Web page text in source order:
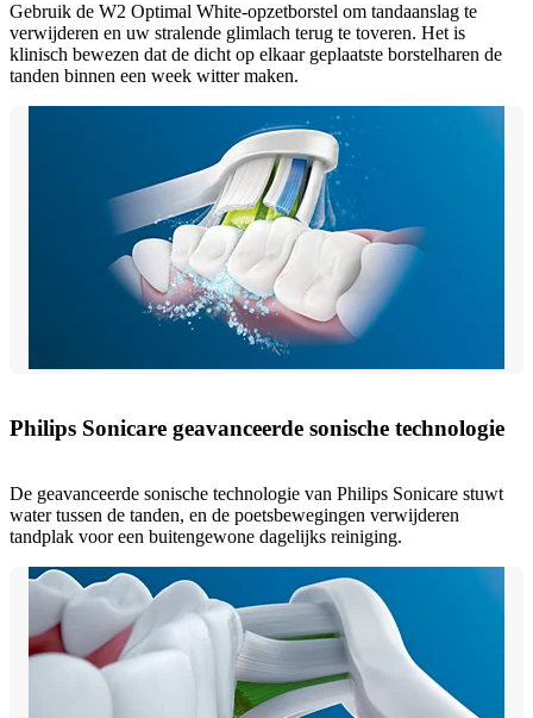
Gebruik de W2 Optimal White-opzetborstel om tandaanslag te
verwijderen en uw stralende glimlach terug te toveren. Het is
klinisch bewezen dat de dicht op elkaar geplaatste borstelharen de
tanden binnen een week witter maken.
Philips Sonicare geavanceerde sonische technologie
De geavanceerde sonische technologie van Philips Sonicare stuwt
water tussen de tanden, en de poetsbewegingen verwijderen
tandplak voor een buitengewone dagelijks reiniging.